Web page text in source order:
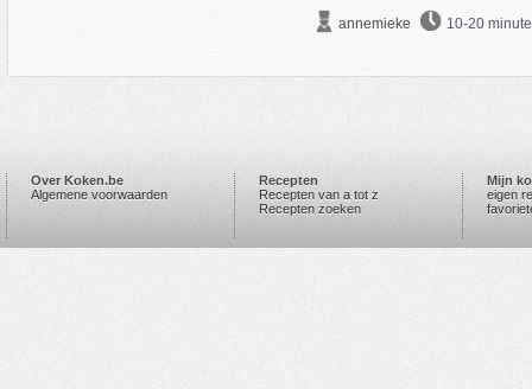
annemieke 10-20
Over Koken.be
Algemene voorwaarden
Recepten
Recepten van a tot z
Recepten zoeken
Mijn
eigen